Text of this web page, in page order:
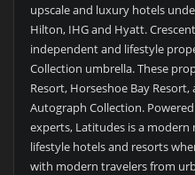
upscale and luxury hotels
Hilton, IHG and Hyatt.
independent and lifestyle
Collection umbrella. These
Resort, Horseshoe Bay
Autograph Collection.
experts, Latitudes is a
lifestyle hotels and resorts
with modern travelers from